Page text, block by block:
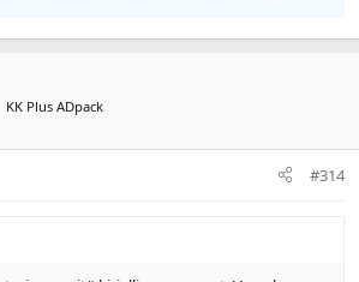
KK Plus ADpack
#314